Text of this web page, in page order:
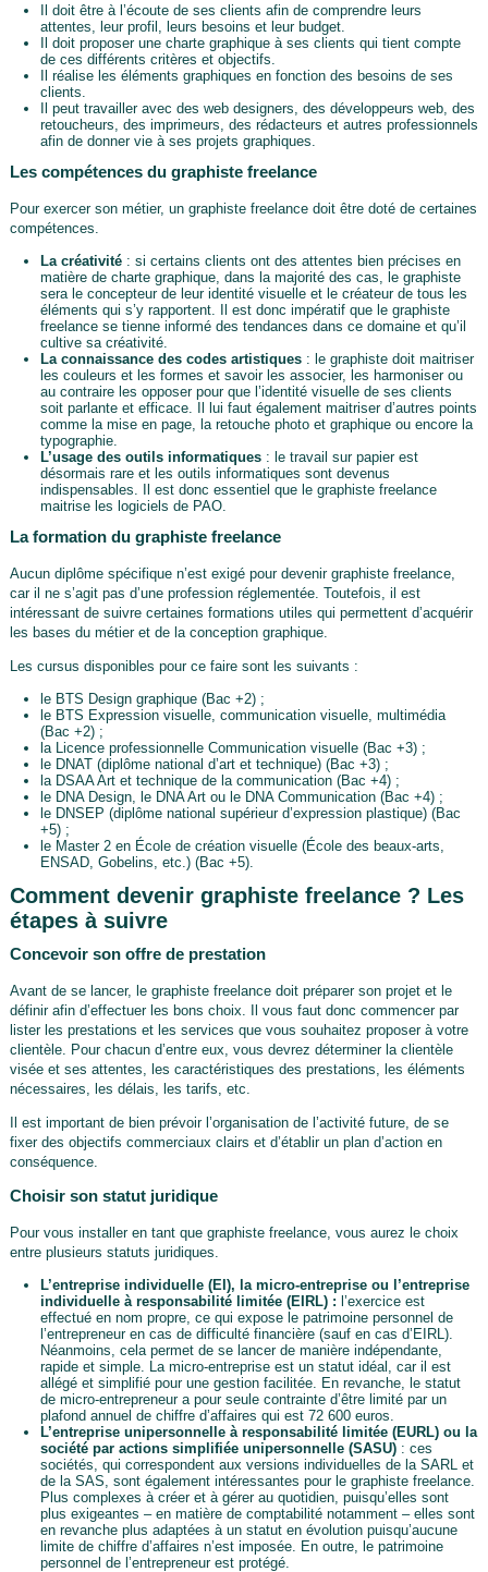
Il doit être à l’écoute de ses clients afin de comprendre leurs
attentes, leur profil, leurs besoins et leur budget.
Il doit proposer une charte graphique à ses clients qui tient compte
de ces différents critères et objectifs.
Il réalise les éléments graphiques en fonction des besoins de ses
clients.
Il peut travailler avec des web designers, des développeurs web, des
retoucheurs, des imprimeurs, des rédacteurs et autres professionnels
afin de donner vie à ses projets graphiques.
Les compétences du graphiste freelance
Pour exercer son métier, un graphiste freelance doit être doté de certaines
compétences.
La créativité: si certains clients ont des attentes bien précises en
matière de charte graphique, dans la majorité des cas, le graphiste
sera le concepteur de leur identité visuelle et le créateur de tous les
éléments qui s’y rapportent. Il est donc impératif que le graphiste
freelance se tienne informé des tendances dans ce domaine et qu’il
cultive sa créativité.
La connaissance des codes artistiques: le graphiste doit maitriser
les couleurs et les formes et savoir les associer, les harmoniser ou
au contraire les opposer pour que l’identité visuelle de ses clients
soit parlante et efficace. Il lui faut également maitriser d’autres points
comme la mise en page, la retouche photo et graphique ou encore la
typographie.
L’usage des outils informatiques: le travail sur papier est
désormais rare et les outils informatiques sont devenus
indispensables. Il est donc essentiel que le graphiste freelance
maitrise les logiciels de PAO.
La formation du graphiste freelance
Aucun diplôme spécifique n’est exigé pour devenir graphiste freelance,
car il ne s’agit pas d’une profession réglementée. Toutefois, il est
intéressant de suivre certaines formations utiles qui permettent d’acquérir
les bases du métier et de la conception graphique.
Les cursus disponibles pour ce faire sont les suivants :
le BTS Design graphique (Bac +2) ;
le BTS Expression visuelle, communication visuelle, multimédia
(Bac +2) ;
la Licence professionnelle Communication visuelle (Bac +3) ;
le DNAT (diplôme national d’art et technique) (Bac +3) ;
la DSAA Art et technique de la communication (Bac +4) ;
le DNA Design, le DNA Art ou le DNA Communication (Bac +4) ;
le DNSEP (diplôme national supérieur d’expression plastique) (Bac
+5) ;
le Master 2 en École de création visuelle (École des beaux-arts,
ENSAD, Gobelins, etc.) (Bac +5).
Comment devenir graphiste freelance ? Les
étapes à suivre
Concevoir son offre de prestation
Avant de se lancer, le graphiste freelance doit préparer son projet et le
définir afin d’effectuer les bons choix. Il vous faut donc commencer par
lister les prestations et les services que vous souhaitez proposer à votre
clientèle. Pour chacun d’entre eux, vous devrez déterminer la clientèle
visée et ses attentes, les caractéristiques des prestations, les éléments
nécessaires, les délais, les tarifs, etc.
Il est important de bien prévoir l’organisation de l’activité future, de se
fixer des objectifs commerciaux clairs et d’établir un plan d’action en
conséquence.
Choisir son statut juridique
Pour vous installer en tant que graphiste freelance, vous aurez le choix
entre plusieurs statuts juridiques.
L’entreprise individuelle (EI), la micro-entreprise ou l’entreprise
individuelle à responsabilité limitée (EIRL) : l’exercice est
effectué en nom propre, ce qui expose le patrimoine personnel de
l’entrepreneur en cas de difficulté financière (sauf en cas d’EIRL).
Néanmoins, cela permet de se lancer de manière indépendante,
rapide et simple. La micro-entreprise est un statut idéal, car il est
allégé et simplifié pour une gestion facilitée. En revanche, le statut
de micro-entrepreneur a pour seule contrainte d’être limité par un
plafond annuel de chiffre d’affaires qui est 72 600 euros.
L’entreprise unipersonnelle à responsabilité limitée (EURL) ou la
société par actions simplifiée unipersonnelle (SASU): ces
sociétés, qui correspondent aux versions individuelles de la SARL et
de la SAS, sont également intéressantes pour le graphiste freelance.
Plus complexes à créer et à gérer au quotidien, puisqu’elles sont
plus exigeantes – en matière de comptabilité notamment – elles sont
en revanche plus adaptées à un statut en évolution puisqu’aucune
limite de chiffre d’affaires n’est imposée. En outre, le patrimoine
personnel de l’entrepreneur est protégé.